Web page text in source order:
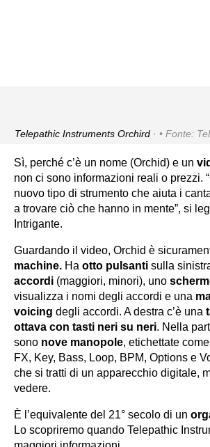
Telepathic Instruments Orchird · Fonte:
Sì, perché c’è un nome (Orchid) e un
non ci sono informazioni reali o prezzi.
nuovo tipo di strumento che aiuta i
a trovare ciò che hanno in mente”, si
Intrigante.
Guardando il video, Orchid è
machine. Ha otto pulsanti sulla
accordi (maggiori, minori), uno
visualizza i nomi degli accordi e una
voicing degli accordi. A destra c’è una
ottava con tasti neri su neri. Nella
sono nove manopole, etichettate
FX, Key, Bass, Loop, BPM, Options e
che si tratti di un apparecchio digitale,
vedere.
È l’equivalente del 21° secolo di un
Lo scopriremo quando Telepathic